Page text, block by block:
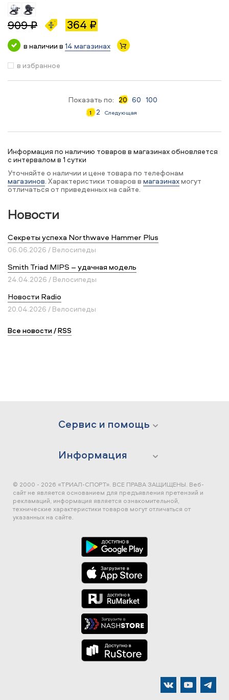
909 ₽ 364 ₽
в наличии в 14 магазинах
в избранное
Показать по: 20 60 100
1 2 Следующая
Информация по наличию товаров в магазинах обновляется
с интервалом в 1 сутки
Уточняйте о наличии и цене товара по телефонам
магазинов. Характеристики товаров в магазинахмогут
отличаться от приведенных на сайте.
Новости
Секреты успеха Northwave Hammer Plus
06.06.2026 / Велосипеды
Smith Triad MIPS – удачная модель
24.04.2026 / Велосипеды
Новости Radio
20.04.2026 / Велосипеды
Все новости/RSS
Сервис и помощь
Информация
© 2000 - 2026 «ТРИАЛ-СПОРТ». ВСЕ ПРАВА ЗАЩИЩЕНЫ. Веб-
сайт не является основанием для предъявления претензий и
рекламаций, информация является ознакомительной,
технические характеристики товаров могут отличаться от
указанных на сайте.